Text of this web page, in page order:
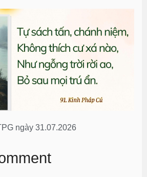
ngày 31.07.2026